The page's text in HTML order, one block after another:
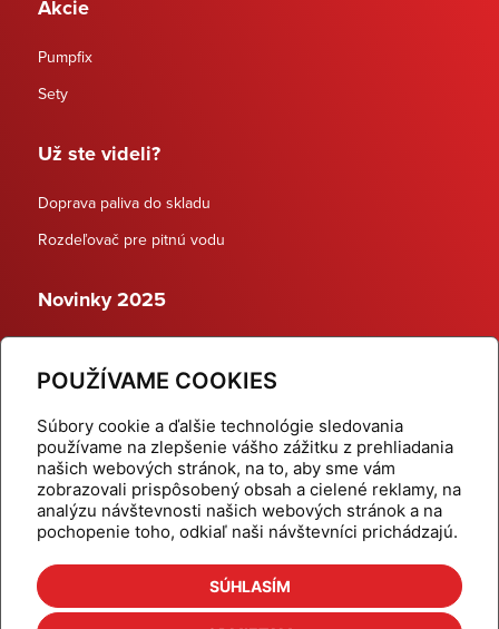
POUŽÍVAME COOKIES
Súbory cookie a ďalšie technológie sledovania
používame na zlepšenie vášho zážitku z prehliadania
našich webových stránok, na to, aby sme vám
zobrazovali prispôsobený obsah a cielené reklamy, na
analýzu návštevnosti našich webových stránok a na
pochopenie toho, odkiaľ naši návštevníci prichádzajú.
SÚHLASÍM
Akcie
Pumpfix
Sety
Už ste videli?
Doprava paliva do skladu
Rozdeľovač pre pitnú vodu
Novinky 2025
Dynamické termostatické ventily
Domov
Produkty
Aktuality
Odber šikovné tipy
Kalkulačky
Cenníky
Na stiahnutie
Referencie